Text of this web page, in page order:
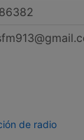
de radio